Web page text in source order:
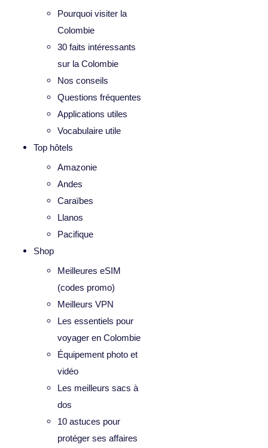
Pourquoi visiter la
Colombie
30 faits intéressants
sur la Colombie
Nos conseils
Questions fréquentes
Applications utiles
Vocabulaire utile
Top hôtels
Amazonie
Andes
Caraïbes
Llanos
Pacifique
Shop
Meilleures eSIM
(codes promo)
Meilleurs VPN
Les essentiels pour
voyager en Colombie
Équipement photo et
vidéo
Les meilleurs sacs à
dos
10 astuces pour
protéger ses affaires